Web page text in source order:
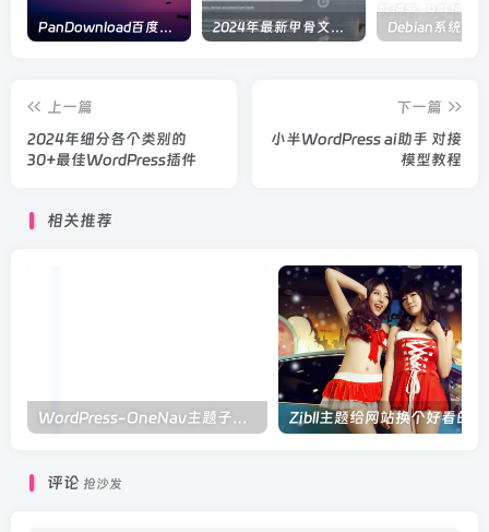
PanDownload百度网盘在线解析 2024年最新甲骨文注册及申请免费 VPS 教程
上一篇
2024年细分各个类别的
30+最佳WordPress插件
下一篇
小半WordPress ai助手 对接
模型教程
相关推荐
Zibll主题给网站换个好看的
评论 抢沙发